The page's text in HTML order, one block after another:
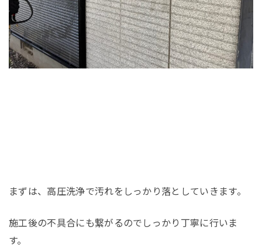
まずは、高圧洗浄で汚れをしっかり落としていきます。
施工後の不具合にも繋がるのでしっかり丁寧に行いま
す。